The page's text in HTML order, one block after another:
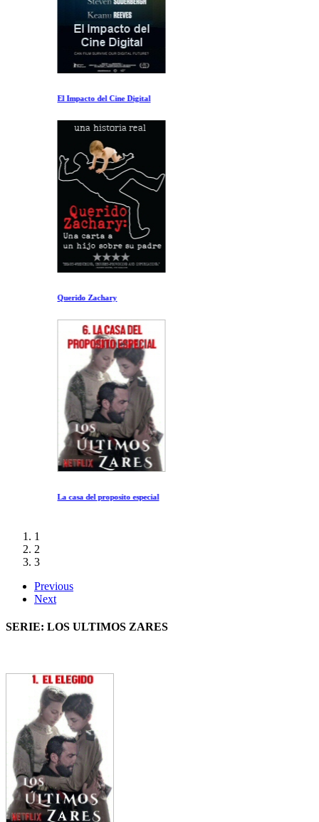
El Impacto del Cine Digital
Querido Zachary
La casa del proposito especial
1
2
3
Previous
Next
SERIE: LOS ULTIMOS ZARES